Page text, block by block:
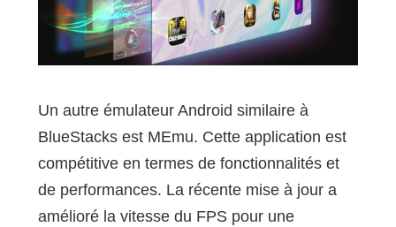
Un autre émulateur Android similaire à
BlueStacks est MEmu. Cette application est
compétitive en termes de fonctionnalités et
de performances. La récente mise à jour a
amélioré la vitesse du FPS pour une